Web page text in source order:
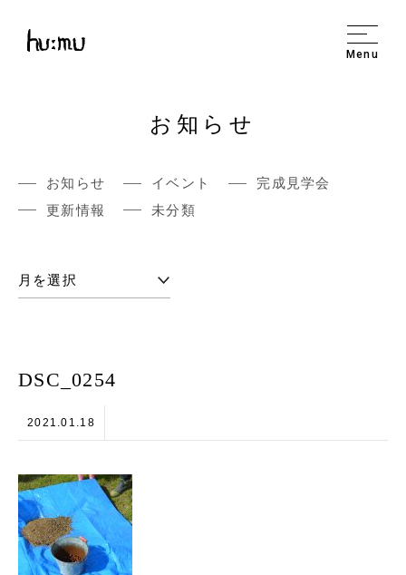
Menu
お知らせ
お知らせ イベント
完成見学会
更新情報
未分類
DSC_0254
2021.01.18